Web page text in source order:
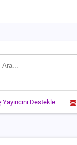
Yayıncını Destekle